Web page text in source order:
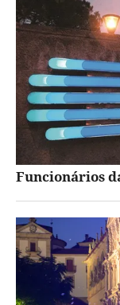
Funcionários